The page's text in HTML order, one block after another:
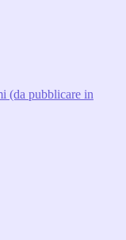
(da pubblicare in